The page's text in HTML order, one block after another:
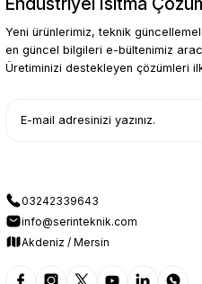
Yeni ürünlerimiz, teknik
en güncel bilgileri e-bültenimiz
Üretiminizi destekleyen çözümleri
03242339643
info@serinteknik.com
Akdeniz / Mersin